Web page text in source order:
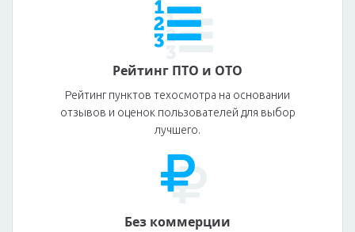
Рейтинг ПТО и ОТО
Рейтинг пунктов техосмотра на основании
отзывов и оценок пользователей для выбор
лучшего.
Без коммерции